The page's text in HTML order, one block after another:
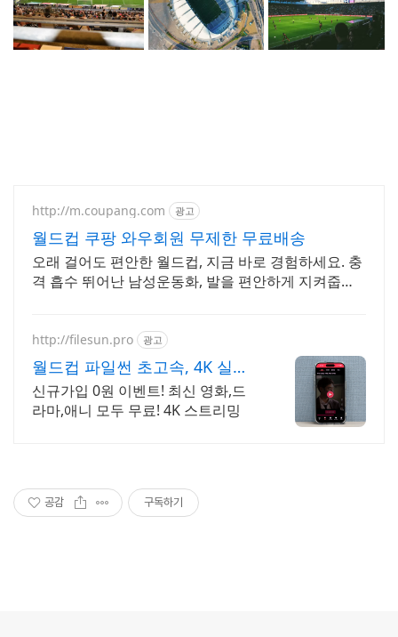
http://m.coupang.com 광고
월드컵 쿠팡 와우회원 무제한 무료배송
오래 걸어도 편안한 월드컵, 지금 바로 경험하세요. 충
격 흡수 뛰어난 남성운동화, 발을 편안하게 지켜줍니
http://filesun.pro 광고
월드컵 파일썬 초고속, 4K 실시
간 보기!
신규가입 0원 이벤트! 최신 영화,드
라마,애니 모두 무료! 4K 스트리밍
공감 구독하기